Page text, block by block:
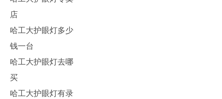
店
哈工大护眼灯多少
钱一台
哈工大护眼灯去哪
买
哈工大护眼灯有录